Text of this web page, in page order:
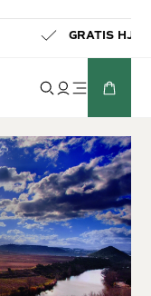
FRA 699 KR.